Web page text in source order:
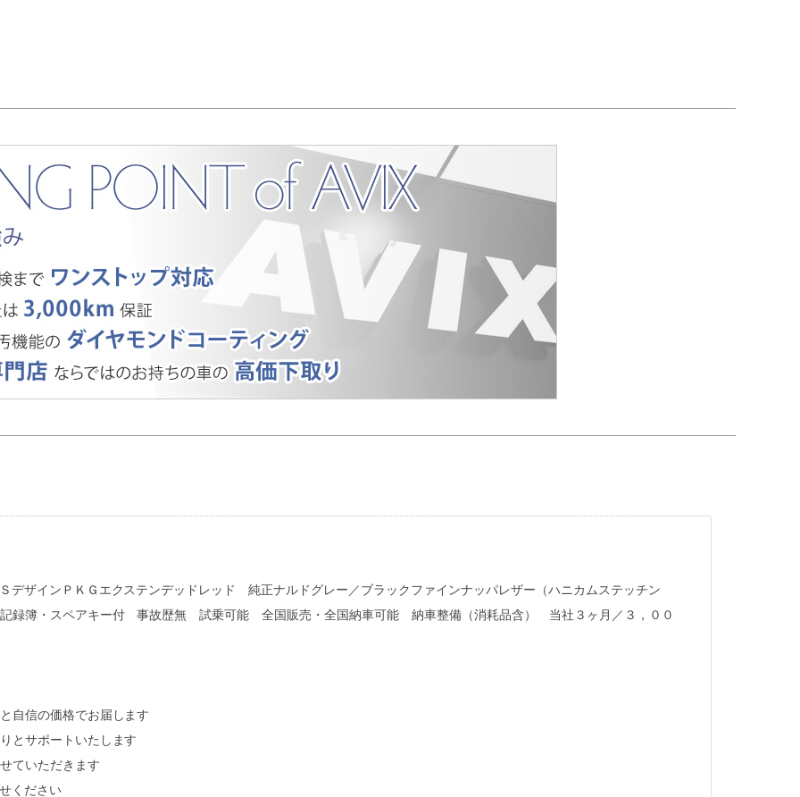
ザインＰＫＧエクステンデッドレッド 純正ナルドグレー／ブラックファインナッパレザー（ハニカムステッチン
簿・スペアキー付 事故歴無 試乗可能 全国販売・全国納車可能 納車整備（消耗品含） 当社３ヶ月／３，００
自信の価格でお届します
りとサポートいたします
ていただきます
ください